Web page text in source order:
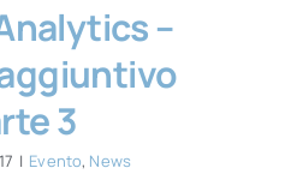
–
3
| Evento, News